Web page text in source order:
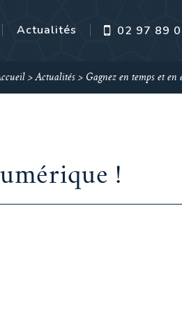
Actualités 02 97 89
>Actualités > Gagnez en temps et
!